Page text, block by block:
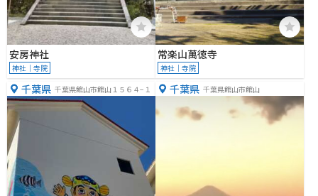
安房神社
神社｜寺院
常楽山萬徳寺
神社｜寺院
千葉県 千葉県館山市館山１５６４−１ 千葉県 千葉県館山市館山